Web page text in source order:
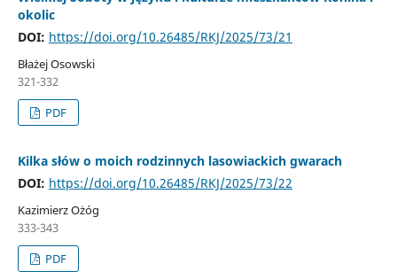
okolic
DOI: https://doi.org/10.26485/RKJ/2025/73/21
Błażej Osowski
321-332
PDF
Kilka słów o moich rodzinnych lasowiackich gwarach
DOI: https://doi.org/10.26485/RKJ/2025/73/22
Kazimierz Ożóg
333-343
PDF